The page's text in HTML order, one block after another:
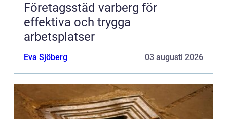
Företagsstäd varberg för
effektiva och trygga
arbetsplatser
Eva Sjöberg 03 augusti 2026